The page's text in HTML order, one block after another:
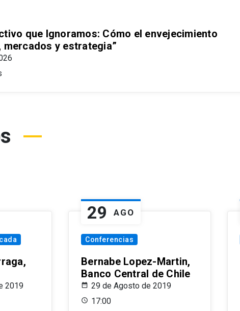
que Ignoramos: Cómo el envejecimiento
y estrategia”
2019
29 AGO
Conferencias
Bernabe Lopez-Martin,
Banco Central de Chile
29 de Agosto de 2019
17:00